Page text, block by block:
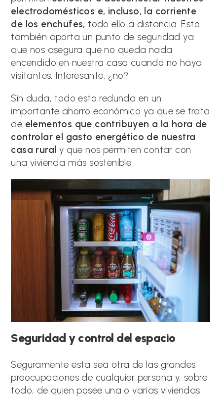
electrodomésticos e, incluso, la corriente
de los enchufes, todo ello a distancia. Esto
también aporta un punto de seguridad ya
que nos asegura que no queda nada
encendido en nuestra casa cuando no haya
visitantes. Interesante, ¿no?
Sin duda, todo esto redunda en un
importante ahorro económico ya que se trata
de elementos que contribuyen a la hora de
controlar el gasto energético de nuestra
casa rural y que nos permiten contar con
una vivienda más sostenible.
Seguridad y control del espacio
Seguramente esta sea otra de las grandes
preocupaciones de cualquier persona y, sobre
todo, de quien posee una o varias viviendas